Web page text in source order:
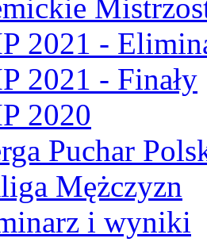
2021 -
2021 - Finały
2020
Puchar
Mężczyzn
i wyniki